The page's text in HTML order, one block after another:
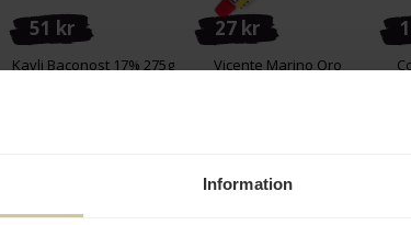
Information
51 kr
Kavli Baconost 17% 275g
27 kr
Vicente Marino Oro